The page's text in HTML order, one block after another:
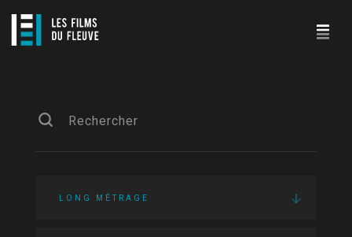
LONG MÉTRAGE